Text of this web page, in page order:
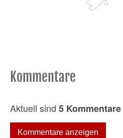
Kommentare
Aktuell sind 5 Kommentare
Kommentare anzeigen